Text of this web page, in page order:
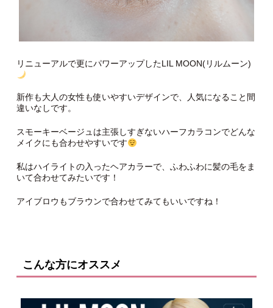
リニューアルで更にパワーアップしたLIL MOON(リルムーン)
新作も大人の女性も使いやすいデザインで、人気になること間
違いなしです。
スモーキーベージュは主張しすぎないハーフカラコンでどんな
メイクにも合わせやすいです
私はハイライトの入ったヘアカラーで、ふわふわに髪の毛をま
いて合わせてみたいです！
アイブロウもブラウンで合わせてみてもいいですね！
こんな方にオススメ